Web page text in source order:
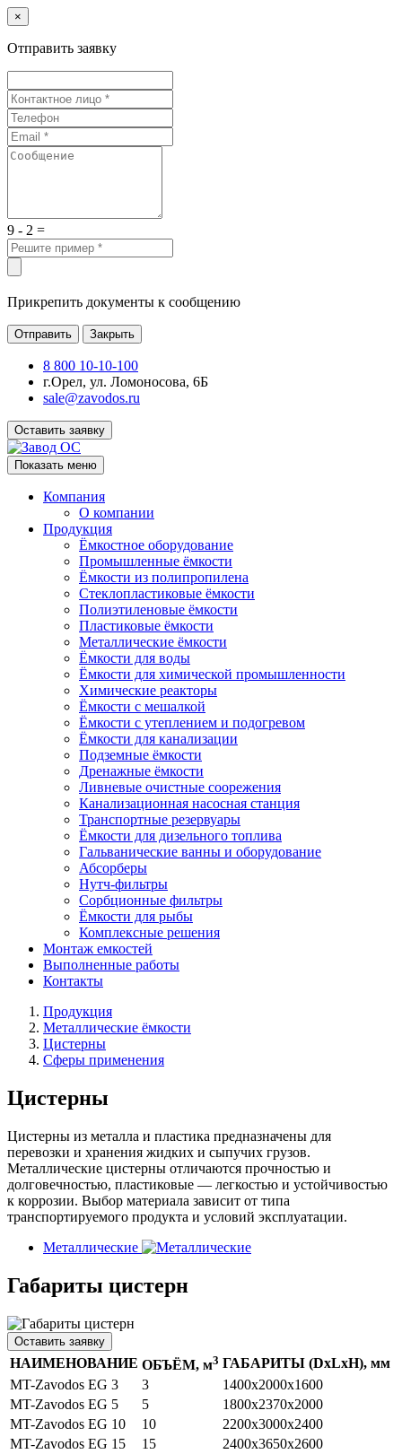
×
Отправить заявку
9 - 2 =
Прикрепить документы к сообщению
Отправить Закрыть
8 800 10-10-100
г.Орел, ул. Ломоносова, 6Б
sale@zavodos.ru
Оставить заявку
Показать меню
Компания
О компании
Продукция
Ёмкостное оборудование
Промышленные ёмкости
Ёмкости из полипропилена
Стеклопластиковые ёмкости
Полиэтиленовые ёмкости
Пластиковые ёмкости
Металлические ёмкости
Ёмкости для воды
Ёмкости для химической промышленности
Химические реакторы
Ёмкости с мешалкой
Ёмкости с утеплением и подогревом
Ёмкости для канализации
Подземные ёмкости
Дренажные ёмкости
Ливневые очистные соорежения
Канализационная насосная станция
Транспортные резервуары
Ёмкости для дизельного топлива
Гальванические ванны и оборудование
Абсорберы
Нутч-фильтры
Сорбционные фильтры
Ёмкости для рыбы
Комплексные решения
Монтаж емкостей
Выполненные работы
Контакты
Продукция
Металлические ёмкости
Цистерны
Сферы применения
Цистерны
Цистерны из металла и пластика предназначены для
перевозки и хранения жидких и сыпучих грузов.
Металлические цистерны отличаются прочностью и
долговечностью, пластиковые — легкостью и устойчивостью
к коррозии. Выбор материала зависит от типа
транспортируемого продукта и условий эксплуатации.
Металлические
Габариты цистерн
Оставить заявку
НАИМЕНОВАНИЕ ОБЪЁМ, м3 ГАБАРИТЫ (DхLхH), мм
MT-Zavodos EG 3
3
1400х2000х1600
MT-Zavodos EG 5
5
1800х2370х2000
MT-Zavodos EG 10
10
2200х3000х2400
MT-Zavodos EG 15
15
2400х3650х2600